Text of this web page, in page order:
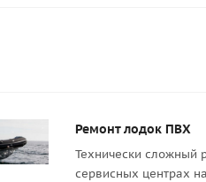
Ремонт лодок ПВХ
Технически сложный
сервисных центрах